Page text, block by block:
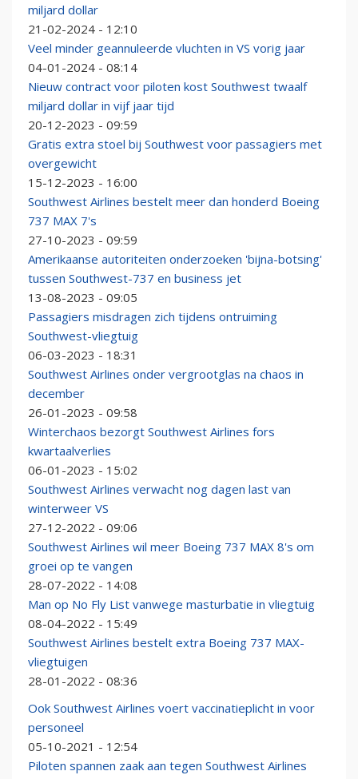
miljard dollar
21-02-2024 - 12:10
Veel minder geannuleerde vluchten in VS vorig jaar
04-01-2024 - 08:14
Nieuw contract voor piloten kost Southwest twaalf
miljard dollar in vijf jaar tijd
20-12-2023 - 09:59
Gratis extra stoel bij Southwest voor passagiers met
overgewicht
15-12-2023 - 16:00
Southwest Airlines bestelt meer dan honderd Boeing
737 MAX 7's
27-10-2023 - 09:59
Amerikaanse autoriteiten onderzoeken 'bijna-botsing'
tussen Southwest-737 en business jet
13-08-2023 - 09:05
Passagiers misdragen zich tijdens ontruiming
Southwest-vliegtuig
06-03-2023 - 18:31
Southwest Airlines onder vergrootglas na chaos in
december
26-01-2023 - 09:58
Winterchaos bezorgt Southwest Airlines fors
kwartaalverlies
06-01-2023 - 15:02
Southwest Airlines verwacht nog dagen last van
winterweer VS
27-12-2022 - 09:06
Southwest Airlines wil meer Boeing 737 MAX 8's om
groei op te vangen
28-07-2022 - 14:08
Man op No Fly List vanwege masturbatie in vliegtuig
08-04-2022 - 15:49
Southwest Airlines bestelt extra Boeing 737 MAX-
vliegtuigen
28-01-2022 - 08:36
Ook Southwest Airlines voert vaccinatieplicht in voor
personeel
05-10-2021 - 12:54
Piloten spannen zaak aan tegen Southwest Airlines